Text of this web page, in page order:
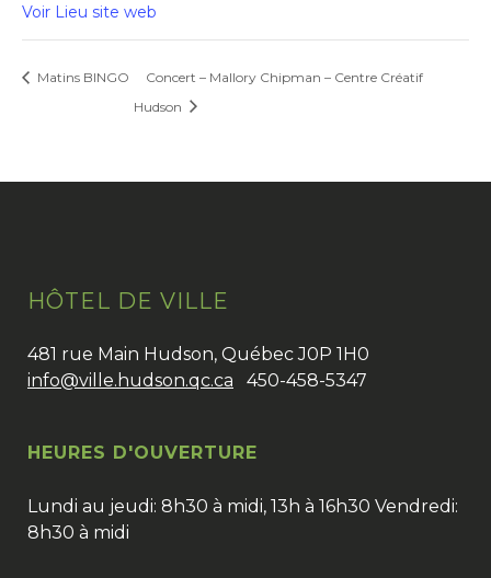
Voir Lieu site web
Matins BINGO
Concert – Mallory Chipman – Centre Créatif
Hudson
HÔTEL DE VILLE
481 rue Main Hudson, Québec J0P 1H0
info@ville.hudson.qc.ca 450-458-5347
HEURES D'OUVERTURE
Lundi au jeudi: 8h30 à midi, 13h à 16h30 Vendredi:
8h30 à midi